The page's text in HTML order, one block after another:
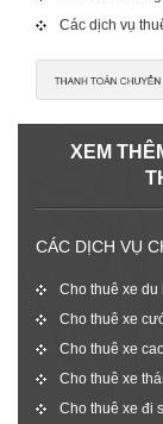
Các dịch vụ
XEM
CÁC DỊCH VỤ
Cho thuê xe du
Cho thuê xe
Cho thuê xe
Cho thuê xe
Cho thuê xe đi